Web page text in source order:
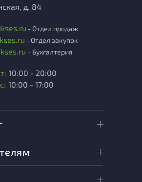
д. 84
- Отдел продаж
- Отдел закупок
- Бухгалтерия
10:00 - 20:00
10:00 - 17:00